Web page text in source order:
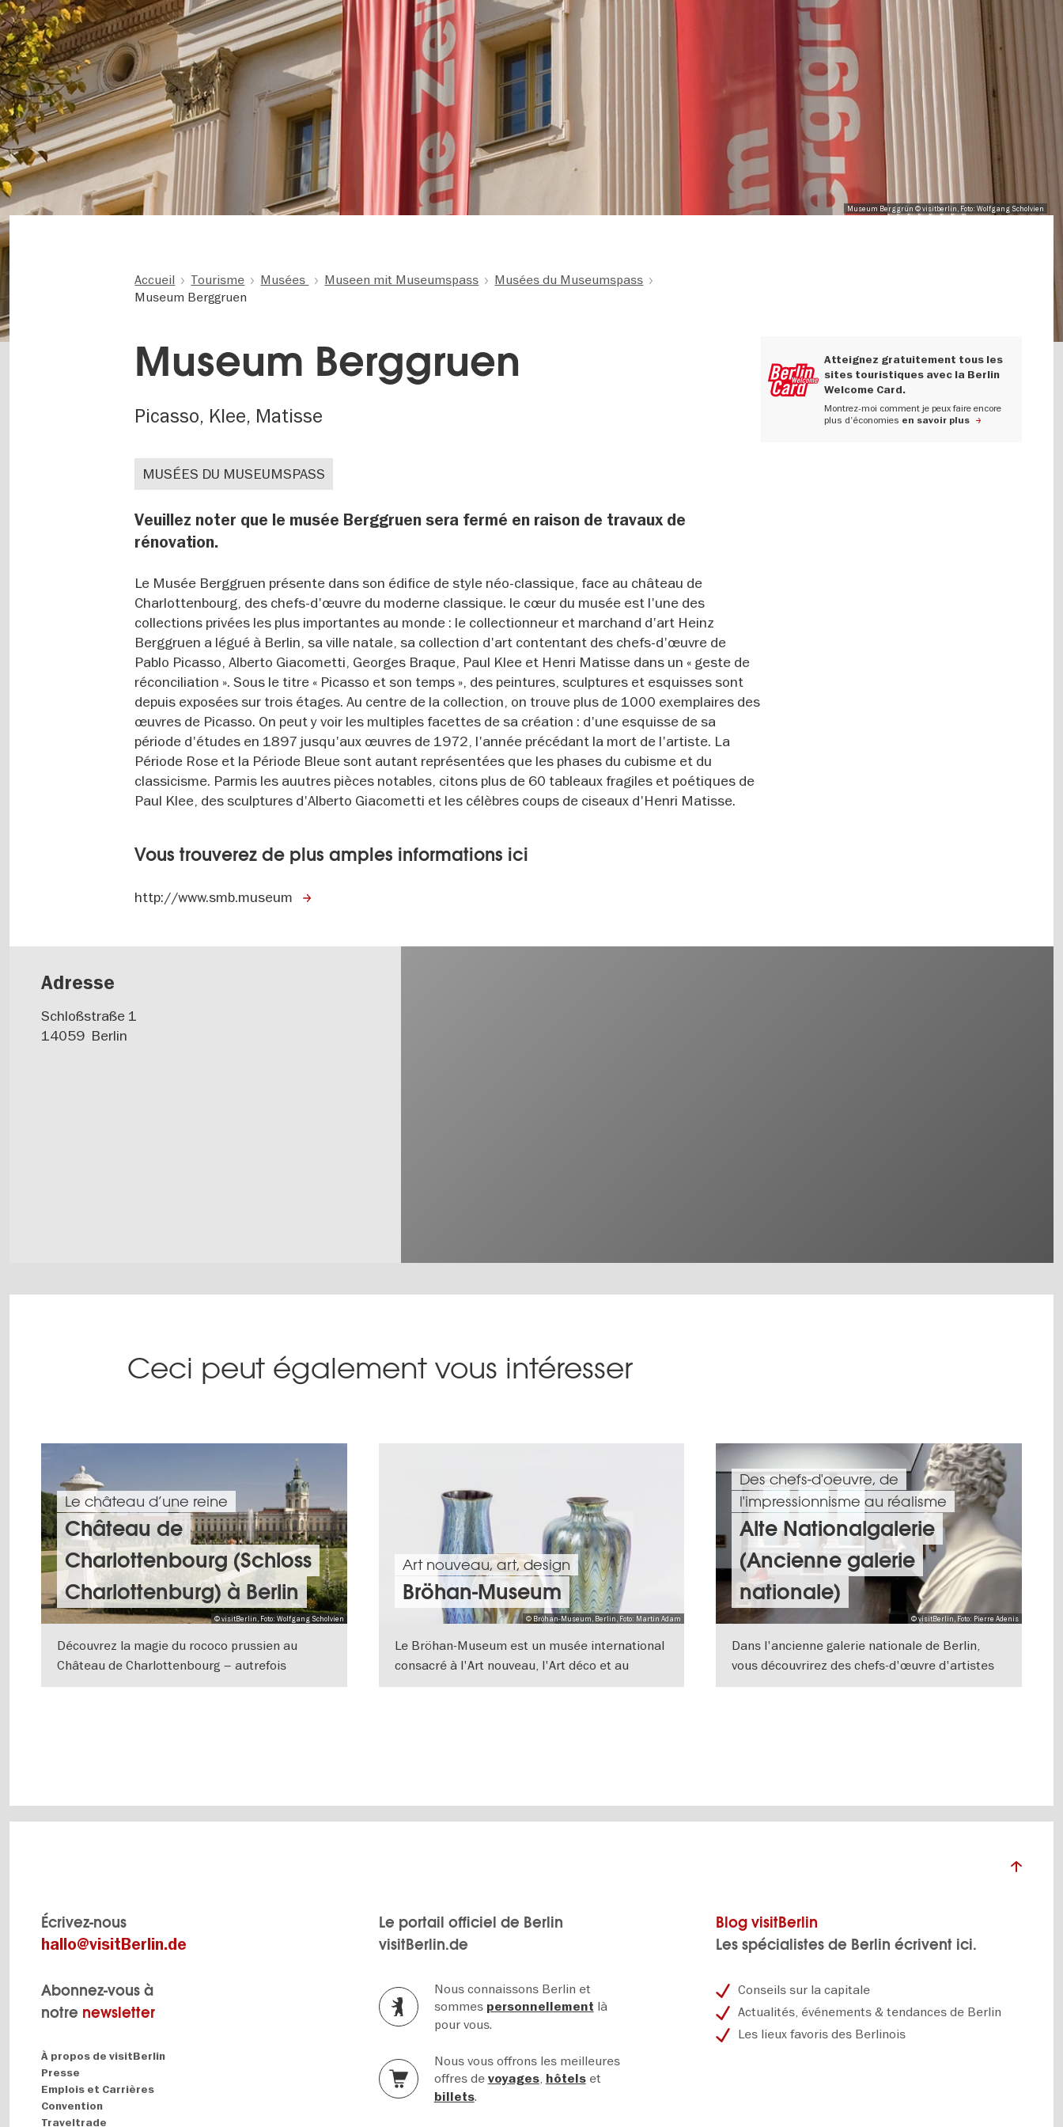
Museum Berggrün © visitberlin, Foto: Wolfgang Scholvien
Accueil Tourisme Musées Museen mit Museumspass
Musées du Museumspass
Museum Berggruen
Museum Berggruen
Picasso, Klee, Matisse
Atteignez gratuitement tous les
sites touristiques avec la Berlin
Welcome Card.
Montrez-moi comment je peux faire encore
plus d'économies en savoir plus
MUSÉES DU MUSEUMSPASS
Veuillez noter que le musée Berggruen sera fermé en raison de travaux de
rénovation.
Le Musée Berggruen présente dans son édifice de style néo-classique, face au château de
Charlottenbourg, des chefs-d'œuvre du moderne classique. le cœur du musée est l'une des
collections privées les plus importantes au monde : le collectionneur et marchand d'art Heinz
Berggruen a légué à Berlin, sa ville natale, sa collection d'art contentant des chefs-d'œuvre de
Pablo Picasso, Alberto Giacometti, Georges Braque, Paul Klee et Henri Matisse dans un « geste de
réconciliation ». Sous le titre « Picasso et son temps », des peintures, sculptures et esquisses sont
depuis exposées sur trois étages. Au centre de la collection, on trouve plus de 1000 exemplaires des
œuvres de Picasso. On peut y voir les multiples facettes de sa création : d'une esquisse de sa
période d'études en 1897 jusqu'aux œuvres de 1972, l'année précédant la mort de l'artiste. La
Période Rose et la Période Bleue sont autant représentées que les phases du cubisme et du
classicisme. Parmis les auutres pièces notables, citons plus de 60 tableaux fragiles et poétiques de
Paul Klee, des sculptures d'Alberto Giacometti et les célèbres coups de ciseaux d'Henri Matisse.
Vous trouverez de plus amples informations ici
http://www.smb.museum
Adresse
Schloßstraße 1
14059 Berlin
Ceci peut également vous intéresser
© visitBerlin, Foto: Wolfgang Scholvien
Le château d’une reine
Château de
Charlottenbourg (Schloss
Charlottenburg) à Berlin
Découvrez la magie du rococo prussien au
Château de Charlottenbourg – autrefois
résidence d’été royale, il s’agit aujourd’hui du
© Bröhan-Museum, Berlin, Foto: Martin Adam
Art nouveau, art, design
Bröhan-Museum
Le Bröhan-Museum est un musée international
consacré à l'Art nouveau, l'Art déco et au
Fonctionnalisme (1889-1939). Outre des objets
© visitBerlin, Foto: Pierre Adenis
Des chefs-d'oeuvre, de
l'impressionnisme au réalisme
Alte Nationalgalerie
(Ancienne galerie
nationale)
Dans l'ancienne galerie nationale de Berlin,
vous découvrirez des chefs-d'œuvre d'artistes
français tels qu'Édouard Manet et des
Écrivez-nous
hallo@visitBerlin.de
Abonnez-vous à
notre newsletter
Navigation:
About
À propos de visitBerlin
Presse
Emplois et Carrières
Convention
Traveltrade
Le portail officiel de Berlin
visitBerlin.de
Nous connaissons Berlin et
sommes personnellement là
pour vous.
Nous vous offrons les meilleures
offres de voyages, hôtelset
billets.
Blog visitBerlin
Les spécialistes de Berlin écrivent ici.
Conseils sur la capitale
Actualités, événements & tendances de Berlin
Les lieux favoris des Berlinois